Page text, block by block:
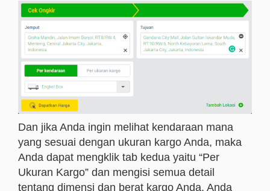
Dan jika Anda ingin melihat kendaraan mana
yang sesuai dengan ukuran kargo Anda, maka
Anda dapat mengklik tab kedua yaitu “Per
Ukuran Kargo” dan mengisi semua detail
tentang dimensi dan berat kargo Anda. Anda